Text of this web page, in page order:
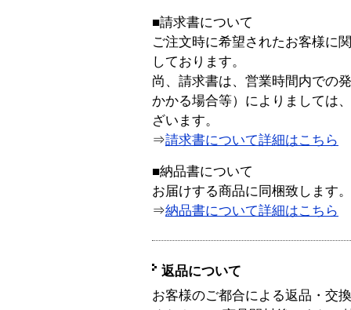
■請求書について
ご注文時に希望されたお客様に
しております。
尚、請求書は、営業時間内での
かかる場合等）によりましては
ざいます。
⇒請求書について詳細はこちら
■納品書について
お届けする商品に同梱致します。
⇒納品書について詳細はこちら
返品について
お客様のご都合による返品・交